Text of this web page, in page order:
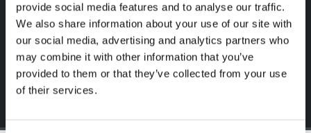
provide social media features and to analyse our traffic.
We also share information about your use of our site with
our social media, advertising and analytics partners who
may combine it with other information that you’ve
provided to them or that they’ve collected from your use
of their services.
Loginy disfruta de
contenido exclusivo para ti.